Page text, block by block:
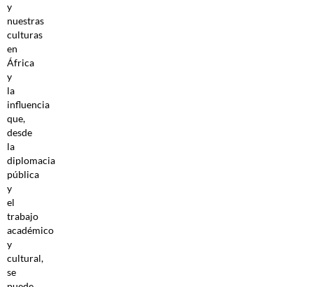
y
nuestras
culturas
en
África
y
la
influencia
que,
desde
la
diplomacia
pública
y
el
trabajo
académico
y
cultural,
se